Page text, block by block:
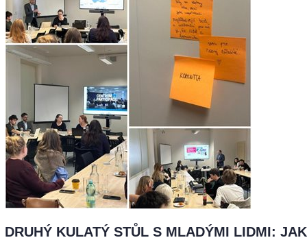
DRUHÝ KULATÝ STŮL S MLADÝMI LIDMI: JAK